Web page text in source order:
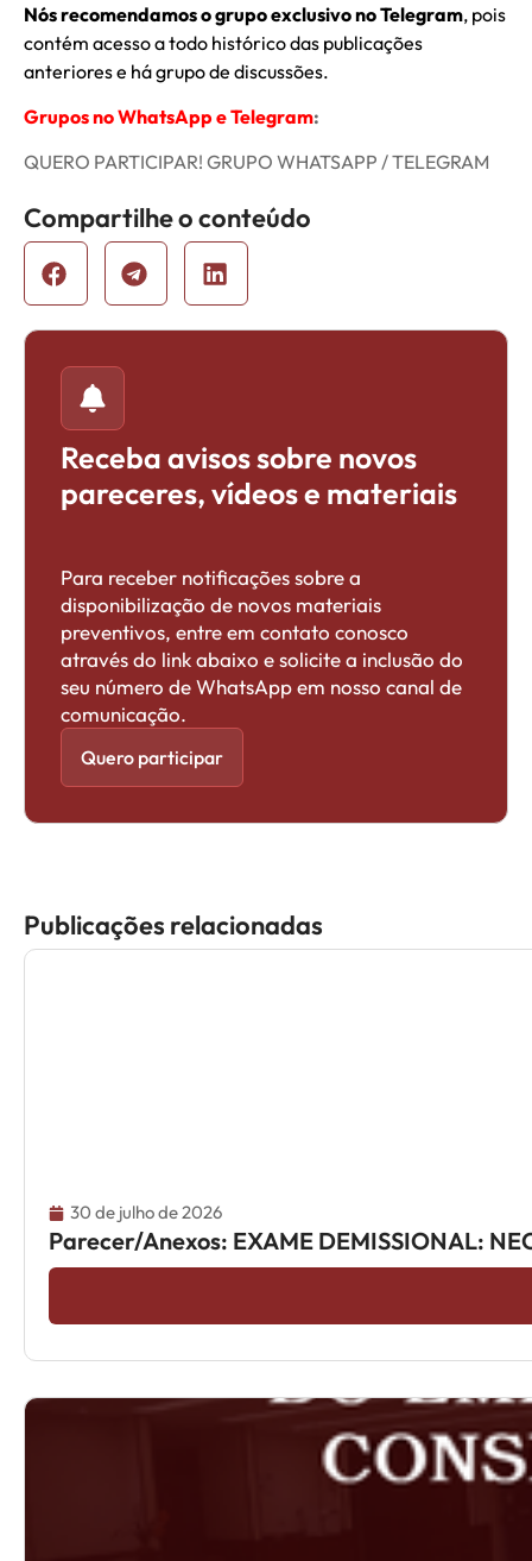
Nós recomendamos o grupo exclusivo no Telegram, pois
contém acesso a todo histórico das publicações
anteriores e há grupo de discussões.
Grupos no WhatsApp e Telegram:
QUERO PARTICIPAR! GRUPO WHATSAPP / TELEGRAM
Compartilhe o conteúdo
Receba avisos sobre novos
pareceres, vídeos e materiais
Para receber notificações sobre a
disponibilização de novos materiais
preventivos, entre em contato conosco
através do link abaixo e solicite a inclusão do
seu número de WhatsApp em nosso canal de
comunicação.
Quero participar
Publicações relacionadas
30 de julho de 2026
Parecer/Anexos: EXAME DEMISSIONAL: